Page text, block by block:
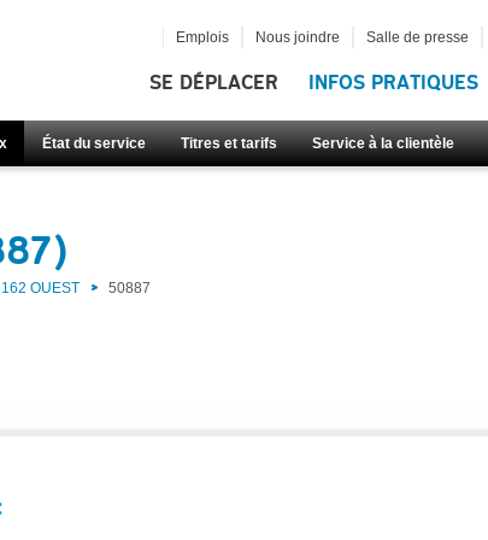
SE DÉPLACER INFOS PRATIQUES
État du service Titres et tarifs Service à la clientèle
Emplois Nous joindre Salle de presse
162 OUEST 50887